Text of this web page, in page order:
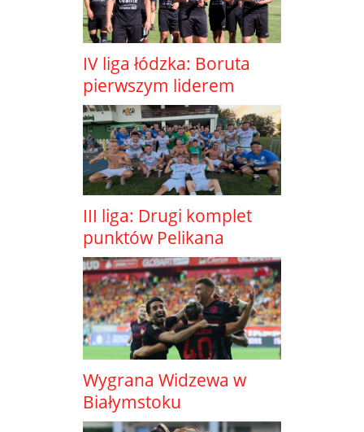
IV liga łódzka: Boruta
pierwszym liderem
III liga: Drugi komplet
punktów Pelikana
Wygrana Widzewa w
Białymstoku